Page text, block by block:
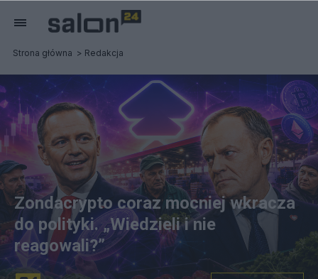
Strona główna Redakcja
Zondacrypto coraz mocniej wkracza
do polityki. „Wiedzieli i nie
reagowali?”